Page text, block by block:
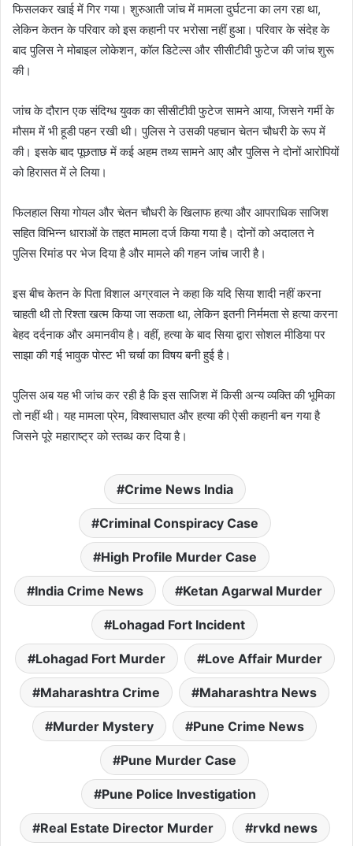
फिसलकर खाई में गिर गया। शुरुआती जांच में मामला दुर्घटना का लग रहा था,
लेकिन केतन के परिवार को इस कहानी पर भरोसा नहीं हुआ। परिवार के संदेह के
बाद पुलिस ने मोबाइल लोकेशन, कॉल डिटेल्स और सीसीटीवी फुटेज की जांच शुरू
की।
जांच के दौरान एक संदिग्ध युवक का सीसीटीवी फुटेज सामने आया, जिसने गर्मी के
मौसम में भी हूडी पहन रखी थी। पुलिस ने उसकी पहचान चेतन चौधरी के रूप में
की। इसके बाद पूछताछ में कई अहम तथ्य सामने आए और पुलिस ने दोनों आरोपियों
को हिरासत में ले लिया।
फिलहाल सिया गोयल और चेतन चौधरी के खिलाफ हत्या और आपराधिक साजिश
सहित विभिन्न धाराओं के तहत मामला दर्ज किया गया है। दोनों को अदालत ने
पुलिस रिमांड पर भेज दिया है और मामले की गहन जांच जारी है।
इस बीच केतन के पिता विशाल अग्रवाल ने कहा कि यदि सिया शादी नहीं करना
चाहती थी तो रिश्ता खत्म किया जा सकता था, लेकिन इतनी निर्ममता से हत्या करना
बेहद दर्दनाक और अमानवीय है। वहीं, हत्या के बाद सिया द्वारा सोशल मीडिया पर
साझा की गई भावुक पोस्ट भी चर्चा का विषय बनी हुई है।
पुलिस अब यह भी जांच कर रही है कि इस साजिश में किसी अन्य व्यक्ति की भूमिका
तो नहीं थी। यह मामला प्रेम, विश्वासघात और हत्या की ऐसी कहानी बन गया है
जिसने पूरे महाराष्ट्र को स्तब्ध कर दिया है।
Crime News India
Criminal Conspiracy Case
High Profile Murder Case
India Crime News Ketan Agarwal Murder
Lohagad Fort Incident
Lohagad Fort Murder Love Affair Murder
Maharashtra Crime Maharashtra News
Murder Mystery Pune Crime News
Pune Murder Case
Pune Police Investigation
Real Estate Director Murder rvkd news